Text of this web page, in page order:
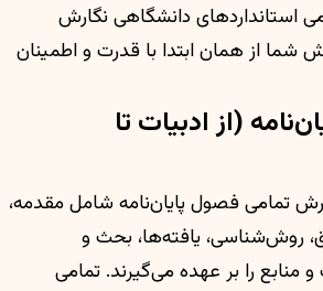
استانداردهای دانشگاهی نگارش
شما از همان ابتدا با قدرت و اطمینان
(از ادبیات تا
تمامی فصول پایان‌نامه شامل مقدمه،
روش‌شناسی، یافته‌ها، بحث و
منابع را بر عهده می‌گیرند. تمامی